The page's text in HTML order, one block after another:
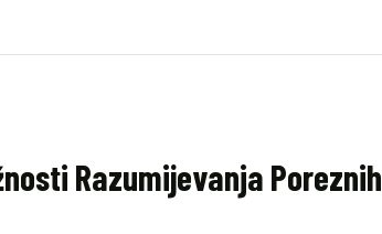
Razumijevanja Poreznih